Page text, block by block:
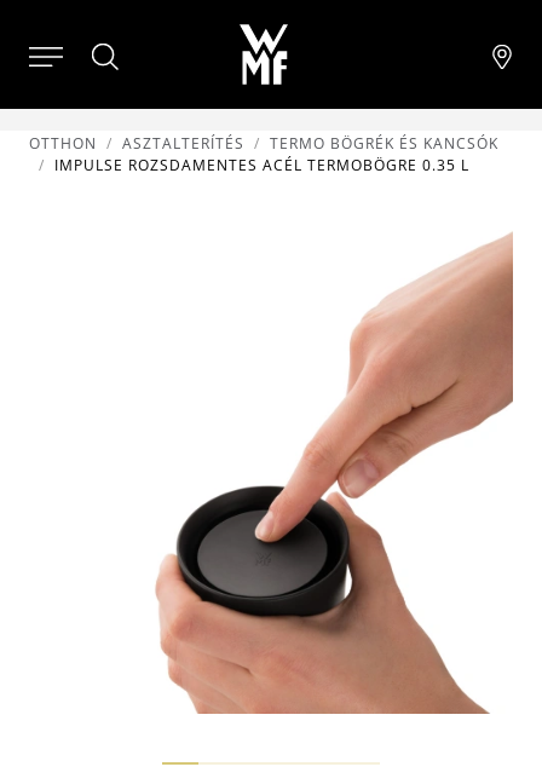
OTTHON ASZTALTERÍTÉS
TERMO BÖGRÉK ÉS KANCSÓK
IMPULSE ROZSDAMENTES ACÉL TERMOBÖGRE 0.35 L